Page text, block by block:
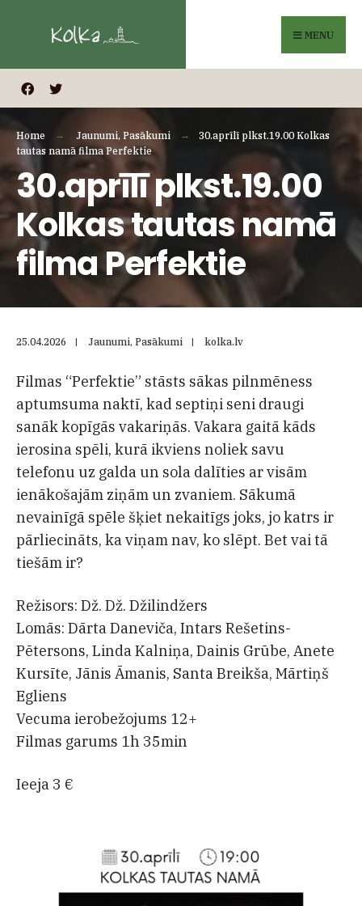
MENU
Home Jaunumi, Pasākumi
30.aprīlī plkst.19.00 Kolkas
tautas namā filma Perfektie
30.aprīlī plkst.19.00
Kolkas tautas namā
filma Perfektie
25.04.2026 | Jaunumi, Pasākumi | kolka.lv
Filmas “Perfektie” stāsts sākas pilnmēness
aptumsuma naktī, kad septiņi seni draugi
sanāk kopīgās vakariņās. Vakara gaitā kāds
ierosina spēli, kurā ikviens noliek savu
telefonu uz galda un sola dalīties ar visām
ienākošajām ziņām un zvaniem. Sākumā
nevainīgā spēle šķiet nekaitīgs joks, jo katrs ir
pārliecināts, ka viņam nav, ko slēpt. Bet vai tā
tiešām ir?
Režisors: Dž. Dž. Džilindžers
Lomās: Dārta Daneviča, Intars Rešetins-
Pētersons, Linda Kalniņa, Dainis Grūbe, Anete
Kursīte, Jānis Āmanis, Santa Breikša, Mārtiņš
Egliens
Vecuma ierobežojums 12+
Filmas garums 1h 35min
Ieeja 3 €
for: